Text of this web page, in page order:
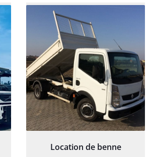
Location de benne
Elisa Barreau
6 avril 2025
Parfait pour évacuer les
gravats de mon chantier.
Service rapide et efficace. Je
recommande sans
hésitation.